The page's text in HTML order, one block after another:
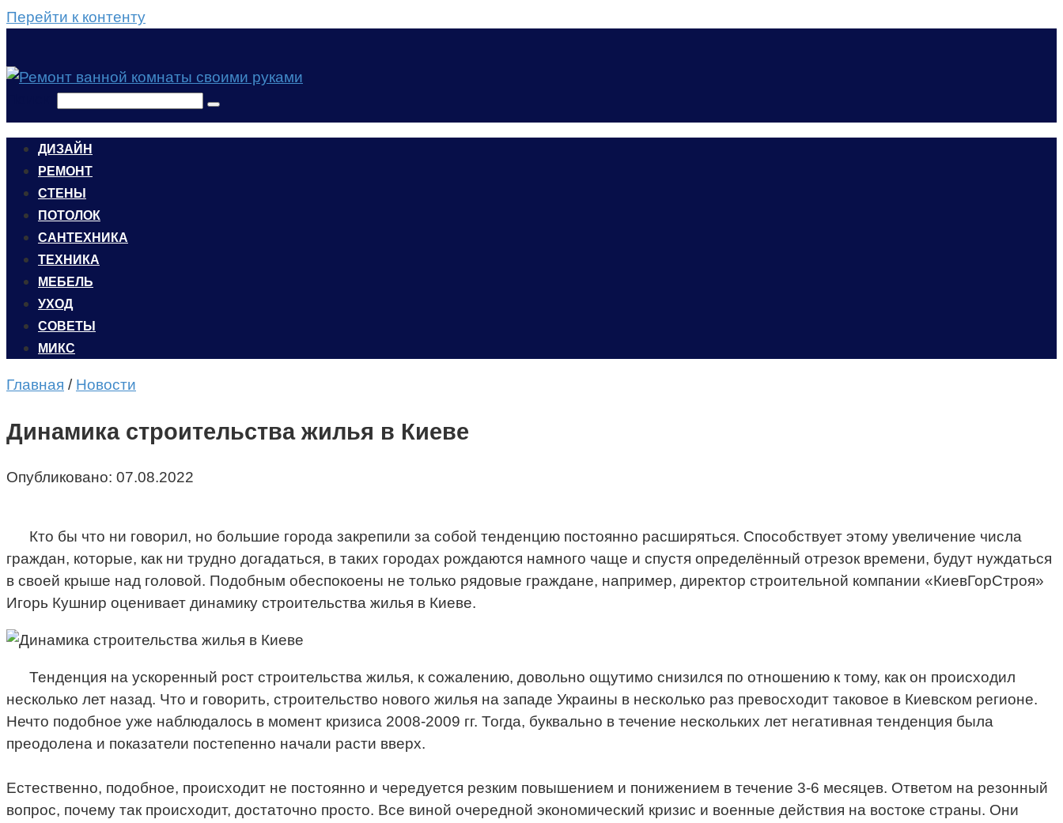
Перейти к контенту
ДИЗАЙН
РЕМОНТ
СТЕНЫ
ПОТОЛОК
САНТЕХНИКА
ТЕХНИКА
МЕБЕЛЬ
УХОД
CОВЕТЫ
МИКС
Главная / Новости
Динамика строительства жилья в Киеве
Опубликовано: 07.08.2022
Кто бы что ни говорил, но большие города закрепили за собой тенденцию постоянно расширяться. Способствует этому увеличение числа
граждан, которые, как ни трудно догадаться, в таких городах рождаются намного чаще и спустя определённый отрезок времени, будут нуждаться
в своей крыше над головой. Подобным обеспокоены не только рядовые граждане, например, директор строительной компании «КиевГорСтроя»
Игорь Кушнир оценивает динамику строительства жилья в Киеве.
Тенденция на ускоренный рост строительства жилья, к сожалению, довольно ощутимо снизился по отношению к тому, как он происходил
несколько лет назад. Что и говорить, строительство нового жилья на западе Украины в несколько раз превосходит таковое в Киевском регионе.
Нечто подобное уже наблюдалось в момент кризиса 2008-2009 гг. Тогда, буквально в течение нескольких лет негативная тенденция была
преодолена и показатели постепенно начали расти вверх.
Естественно, подобное, происходит не постоянно и чередуется резким повышением и понижением в течение 3-6 месяцев. Ответом на резонный
вопрос, почему так происходит, достаточно просто. Все виной очередной экономический кризис и военные действия на востоке страны. Они